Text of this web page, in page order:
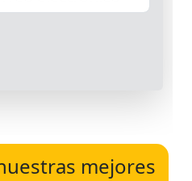
mejores